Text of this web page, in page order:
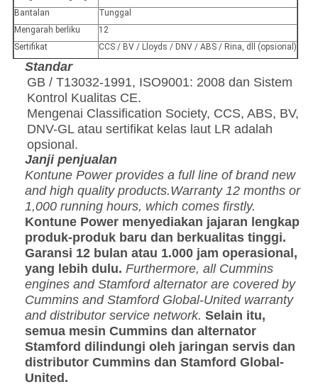
Bantalan
Tunggal
Mengarah berliku
12
Sertifikat
CCS / BV / Lloyds / DNV / ABS / Rina, dll (opsional)
Standar
GB / T13032-1991, ISO9001: 2008 dan Sistem
Kontrol Kualitas CE.
Mengenai Classification Society, CCS, ABS, BV,
DNV-GL atau sertifikat kelas laut LR adalah
opsional.
Janji penjualan
Kontune Power provides a full line of brand new
and high quality products.Warranty 12 months or
1,000 running hours, which comes firstly.
Kontune Power menyediakan jajaran lengkap
produk-produk baru dan berkualitas tinggi.
Garansi 12 bulan atau 1.000 jam operasional,
yang lebih dulu. Furthermore, all Cummins
engines and Stamford alternator are covered by
Cummins and Stamford Global-United warranty
and distributor service network. Selain itu,
semua mesin Cummins dan alternator
Stamford dilindungi oleh jaringan servis dan
distributor Cummins dan Stamford Global-
United.